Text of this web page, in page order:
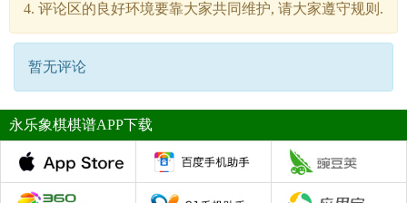
4. 评论区的良好环境要靠大家共同维护, 请大家遵守规则.
暂无评论
永乐象棋棋谱APP下载